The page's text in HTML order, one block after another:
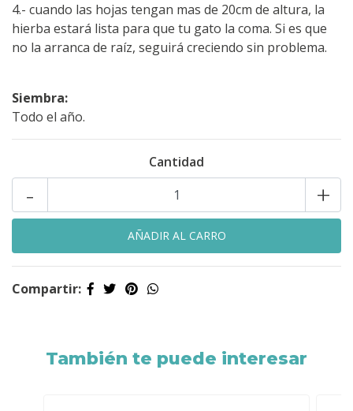
4.- cuando las hojas tengan mas de 20cm de altura, la
hierba estará lista para que tu gato la coma. Si es que
no la arranca de raíz, seguirá creciendo sin problema.
Siembra:
Todo el año.
Cantidad
+
-
Compartir:
También te puede interesar